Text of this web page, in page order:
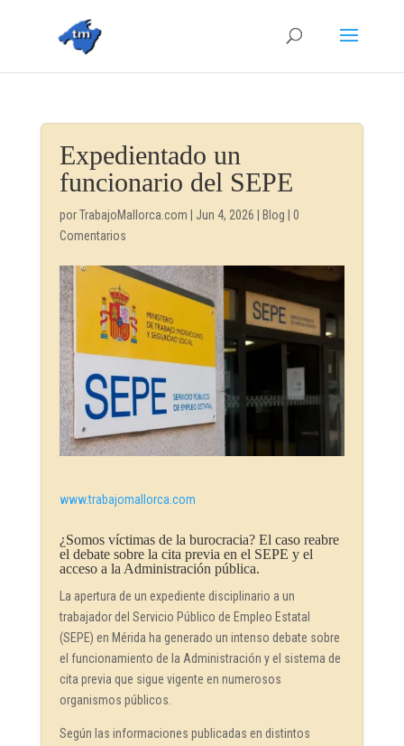
Expedientado un
funcionario del SEPE
porTrabajoMallorca.com Jun 4, 2026 Blog
0
Comentarios
www.trabajomallorca.com
¿Somos víctimas de la burocracia? El caso reabre
el debate sobre la cita previa en el SEPE y el
acceso a la Administración pública.
La apertura de un expediente disciplinario a un
trabajador del Servicio Público de Empleo Estatal
(SEPE) en Mérida ha generado un intenso debate sobre
el funcionamiento de la Administración y el sistema de
cita previa que sigue vigente en numerosos
organismos públicos.
Según las informaciones publicadas en distintos